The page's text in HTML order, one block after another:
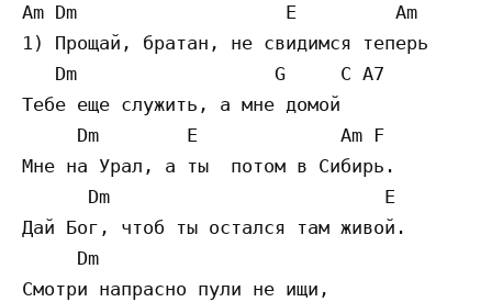
Am Dm                   E         Am
1) Прощай, братан, не свидимся теперь
   Dm                  G     C А7
Тебе еще служить, а мне домой
     Dm        E             Am F
Мне на Урал, а ты  потом в Сибирь.
      Dm                         E
Дай Бог, чтоб ты остался там живой.
     Dm
Смотри напрасно пули не ищи,